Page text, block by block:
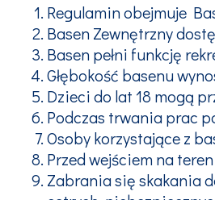
Regulamin obejmuje
Basen Zewnętrzny
Basen pełni funkcję
Głębokość basenu
Dzieci do lat 18 mogą
Podczas trwania prac
Osoby korzystające z
Przed wejściem na
Zabrania się skakania